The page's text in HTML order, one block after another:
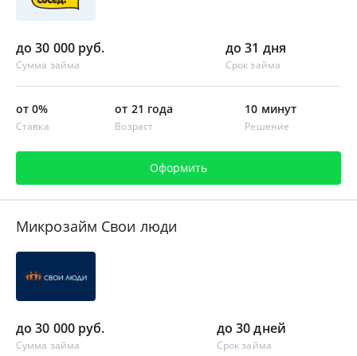
до 30 000 руб.
Сумма займа
до 31 дня
Срок займа
от 0%
Ставка
от 21 года
Возраст
10 минут
Решение
Оформить
Микрозайм Свои люди
до 30 000 руб.
Сумма займа
до 30 дней
Срок займа